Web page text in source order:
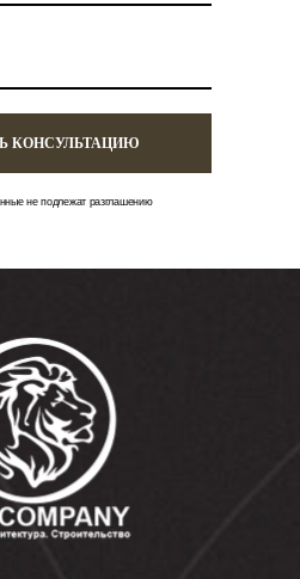
КОНСУЛЬТАЦИЮ
не подлежат разглашению